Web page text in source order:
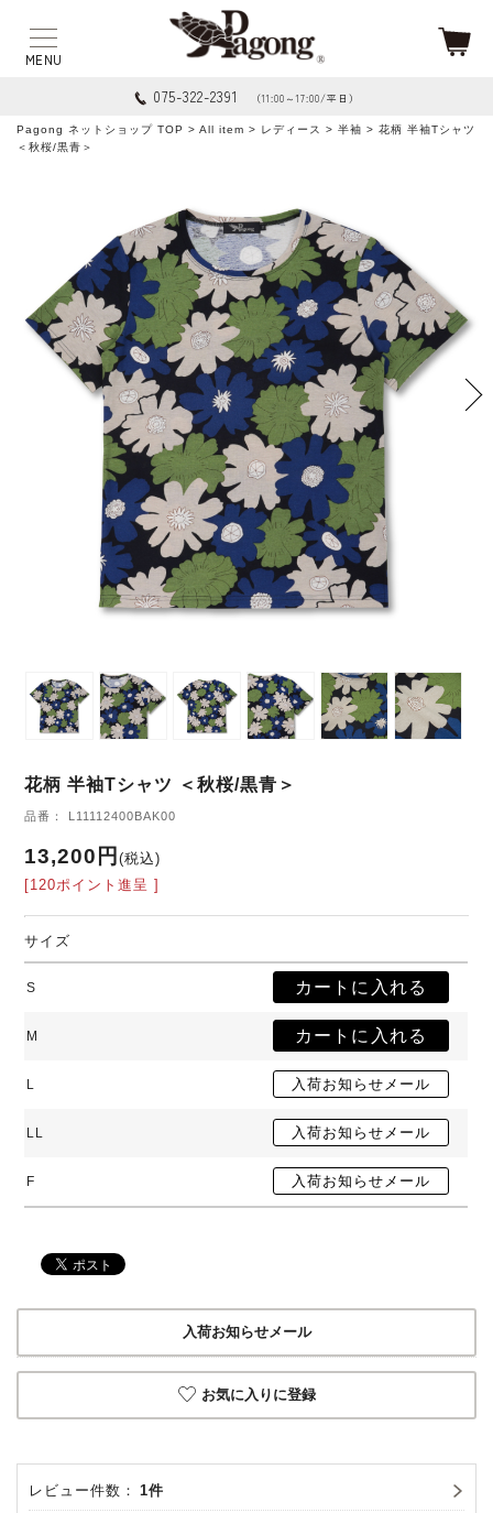
075-322-2391 （11:00～17:00/平日）
Pagong ネットショップ TOP > All item > レディース > 半袖 > 花柄 半袖Tシャツ
＜秋桜/黒青＞
花柄 半袖Tシャツ ＜秋桜/黒青＞
品番： L11112400BAK00
13,200円(税込)
[120ポイント進呈 ]
サイズ
S
M
L
LL
F
入荷お知らせメール
お気に入りに登録
レビュー件数： 1件